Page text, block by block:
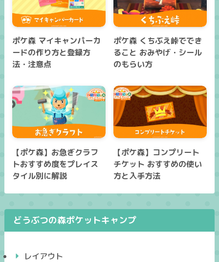
ポケ森 マイキャンパーカ
ードの作り方と登録方
法・注意点
ポケ森 くちぶえ峠ででき
ること おみやげ・シール
のもらい方
【ポケ森】お急ぎクラフ
トおすすめ度をプレイス
タイル別に解説
【ポケ森】コンプリート
チケット おすすめの使い
方と入手方法
どうぶつの森ポケットキャンプ
レイアウト